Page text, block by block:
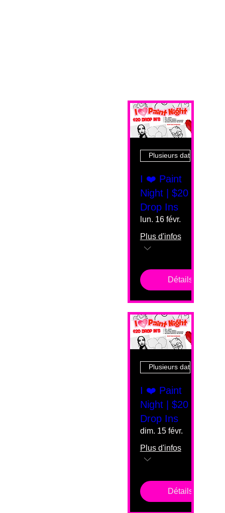
Plusieurs dates
I ❤️ Paint
Night | $20
Drop Ins
lun. 16 févr.
Plus d'infos
Détails
Plusieurs dates
I ❤️ Paint
Night | $20
Drop Ins
dim. 15 févr.
Plus d'infos
Détails